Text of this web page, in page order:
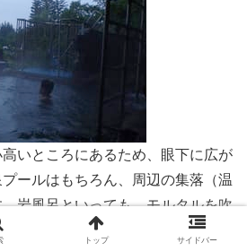
いところにあるため、眼下に広が
ールはもちろん、周辺の集落（温
岩風呂といっても、モルタルを吹
いるだけですが、入り応えのある
トップ サイドバー